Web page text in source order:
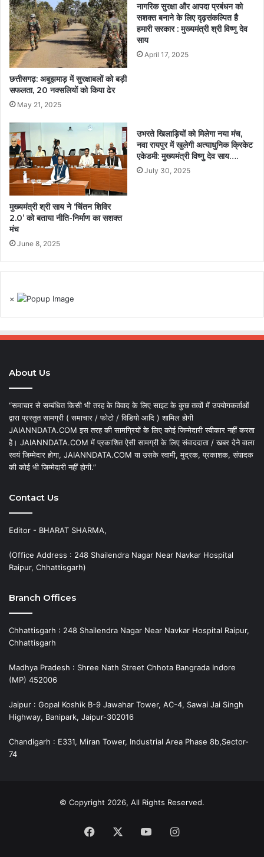
छत्तीसगढ़: अबूझमाड़ में सुरक्षाबलों को बड़ी
सफलता, 20 नक्सलियों को किया ढेर
May 21, 2025
नागरिक सुरक्षा और आपदा प्रबंधन को
सशक्त बनाने के लिए दृढ़संकल्पित है
हमारी सरकार : मुख्यमंत्री श्री विष्णु देव
साय
April 17, 2025
मुख्यमंत्री श्री साय ने ‘चिंतन शिविर
2.0’ को बताया नीति-निर्माण का सशक्त
मंच
June 8, 2025
उभरते खिलाड़ियों को मिलेगा नया मंच,
नवा रायपुर में खुलेगी अत्याधुनिक क्रिकेट
एकेडमी: मुख्यमंत्री विष्णु देव साय….
July 30, 2025
×
About Us
“समाचार से सम्बंधित किसी भी तरह के विवाद के लिए साइट के कुछ तत्वों में उपयोगकर्ताओं
द्वारा प्रस्तुत सामग्री ( समाचार / फोटो / विडियो आदि ) शामिल होगी
JAIANNDATA.COM इस तरह की सामग्रियों के लिए कोई जिम्मेदारी स्वीकार नहीं करता
है। JAIANNDATA.COM में प्रकाशित ऐसी सामग्री के लिए संवाददाता / खबर देने वाला
स्वयं जिम्मेदार होगा, JAIANNDATA.COM या उसके स्वामी, मुद्रक, प्रकाशक, संपादक
की कोई भी जिम्मेदारी नहीं होगी.”
Contact Us
Editor - BHARAT SHARMA,
(Office Address : 248 Shailendra Nagar Near Navkar Hospital
Raipur, Chhattisgarh)
Branch Offices
Chhattisgarh : 248 Shailendra Nagar Near Navkar Hospital Raipur,
Chhattisgarh
Madhya Pradesh : Shree Nath Street Chhota Bangrada Indore
(MP) 452006
Jaipur : Gopal Koshik B-9 Jawahar Tower, AC-4, Sawai Jai Singh
Highway, Banipark, Jaipur-302016
Chandigarh : E331, Miran Tower, Industrial Area Phase 8b,Sector-
74
© Copyright 2026, All Rights Reserved.
Facebook YouTubeInstagram